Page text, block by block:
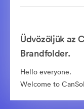
Üdvözöljük az
Brandfolder.
Hello everyone.
Welcome to